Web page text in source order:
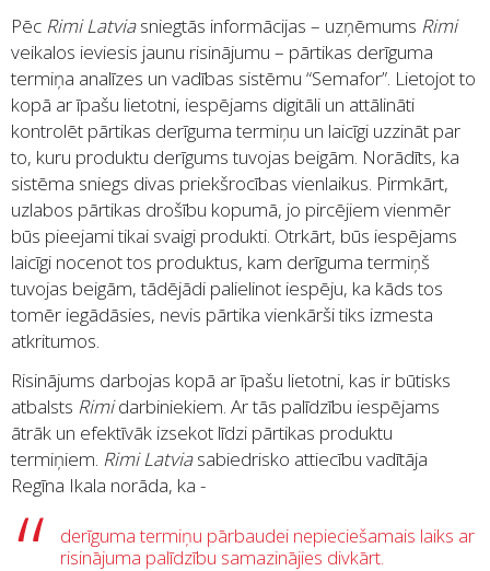
Pēc Rimi Latviasniegtās informācijas – uzņēmums Rimi
veikalos ieviesis jaunu risinājumu – pārtikas derīguma
termiņa analīzes un vadības sistēmu “Semafor”. Lietojot to
kopā ar īpašu lietotni, iespējams digitāli un attālināti
kontrolēt pārtikas derīguma termiņu un laicīgi uzzināt par
to, kuru produktu derīgums tuvojas beigām. Norādīts, ka
sistēma sniegs divas priekšrocības vienlaikus. Pirmkārt,
uzlabos pārtikas drošību kopumā, jo pircējiem vienmēr
būs pieejami tikai svaigi produkti. Otrkārt, būs iespējams
laicīgi nocenot tos produktus, kam derīguma termiņš
tuvojas beigām, tādējādi palielinot iespēju, ka kāds tos
tomēr iegādāsies, nevis pārtika vienkārši tiks izmesta
atkritumos.
Risinājums darbojas kopā ar īpašu lietotni, kas ir būtisks
atbalsts Rimidarbiniekiem. Ar tās palīdzību iespējams
ātrāk un efektīvāk izsekot līdzi pārtikas produktu
termiņiem. Rimi Latviasabiedrisko attiecību vadītāja
Regīna Ikala norāda, ka -
derīguma termiņu pārbaudei nepieciešamais laiks ar
risinājuma palīdzību samazinājies divkārt.